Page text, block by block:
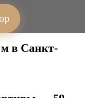
в Санкт-